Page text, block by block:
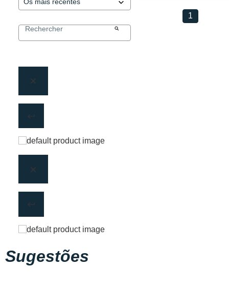
1
Sugestões